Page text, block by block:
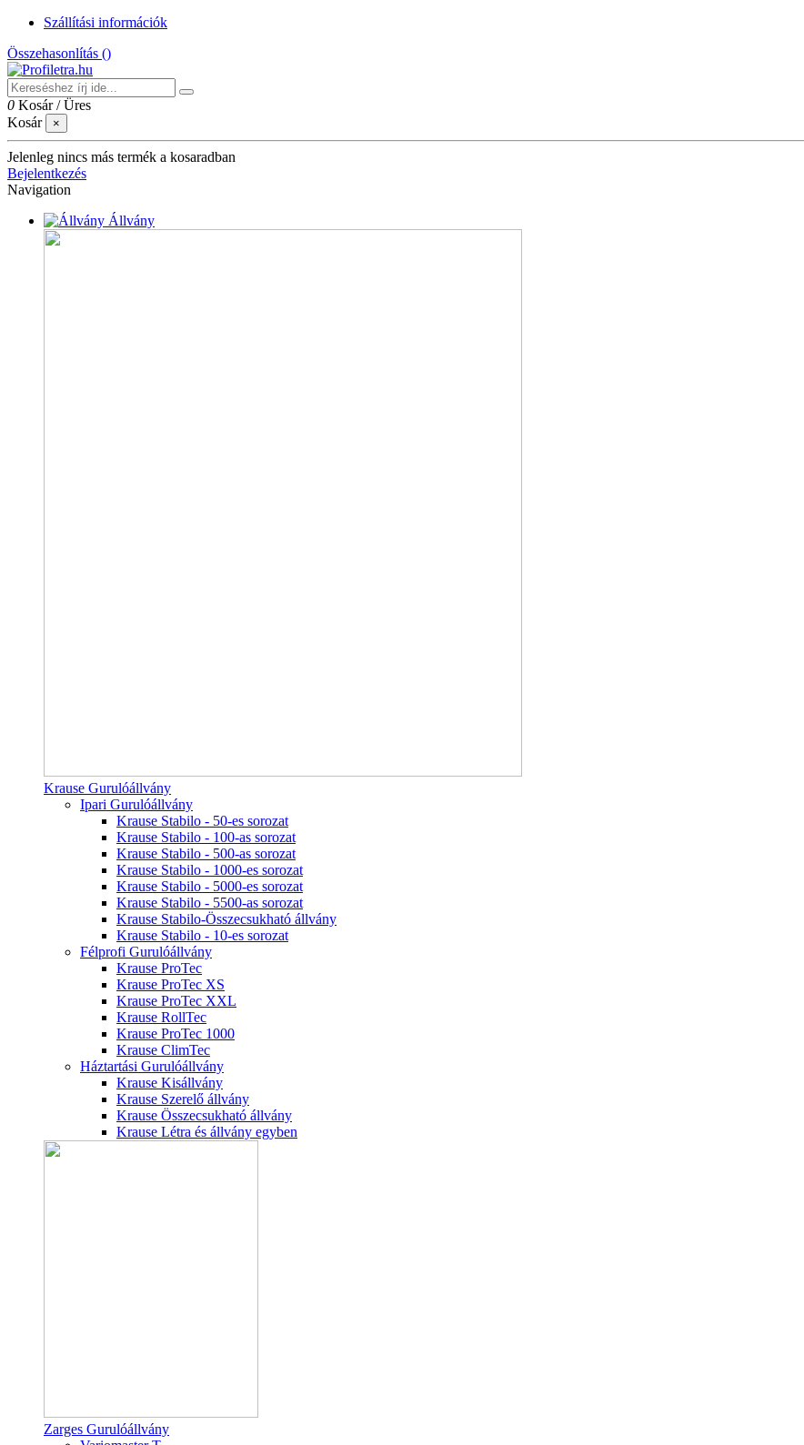
Szállítási információk
Összehasonlítás ()
0 Kosár /Üres
Kosár
×
Jelenleg nincs más termék a kosaradban
Bejelentkezés
Navigation
Állvány
Krause Gurulóállvány
Ipari Gurulóállvány
Krause Stabilo - 50-es sorozat
Krause Stabilo - 100-as sorozat
Krause Stabilo - 500-as sorozat
Krause Stabilo - 1000-es sorozat
Krause Stabilo - 5000-es sorozat
Krause Stabilo - 5500-as sorozat
Krause Stabilo-Összecsukható állvány
Krause Stabilo - 10-es sorozat
Félprofi Gurulóállvány
Krause ProTec
Krause ProTec XS
Krause ProTec XXL
Krause RollTec
Krause ProTec 1000
Krause ClimTec
Háztartási Gurulóállvány
Krause Kisállvány
Krause Szerelő állvány
Krause Összecsukható állvány
Krause Létra és állvány egyben
Zarges Gurulóállvány